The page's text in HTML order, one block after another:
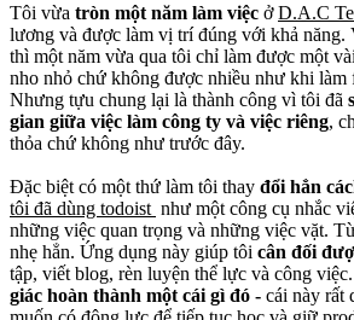
Tôi vừa tròn một năm làm việc ởD.A.C
lương và được làm vị trí đúng với khả năng.
thì một năm vừa qua tôi chỉ làm được một
nho nhỏ chứ không được nhiều như khi làm
Nhưng tựu chung lại là thành công vì tôi đã
gian giữa việc làm công ty và việc riêng,
thỏa chứ không như trước đây.
Đặc biệt có một thứ làm tôi thay đổi hẳn
tôi đã dùng todoist như một công cụ nhắc
những việc quan trọng và những việc vặt.
nhẹ hẳn. Ứng dụng này giúp tôi cân đối
tập, viết blog, rèn luyện thể lực và công
giác hoàn thành một cái gì đó - cái này rất